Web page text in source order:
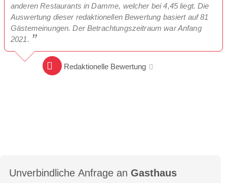
anderen Restaurants in Damme, welcher bei 4,45 liegt. Die
Auswertung dieser redaktionellen Bewertung basiert auf 81
Gästemeinungen. Der Betrachtungszeitraum war Anfang
2021.
Redaktionelle Bewertung
Unverbindliche Anfrage an Gasthaus